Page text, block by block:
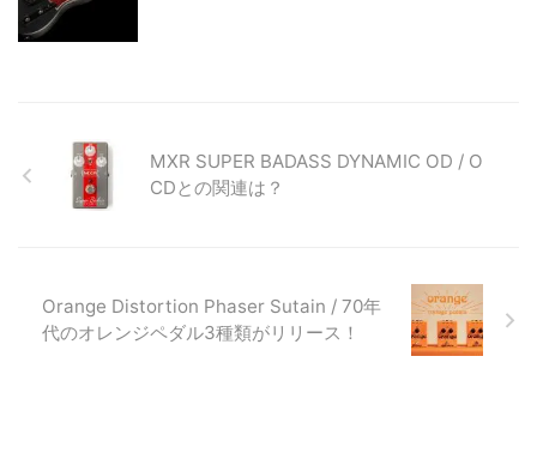
MXR SUPER BADASS DYNAMIC OD / O
CDとの関連は？
Orange Distortion Phaser Sutain / 70年
代のオレンジペダル3種類がリリース！